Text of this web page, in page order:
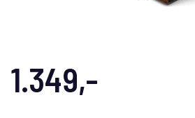
1.349,-